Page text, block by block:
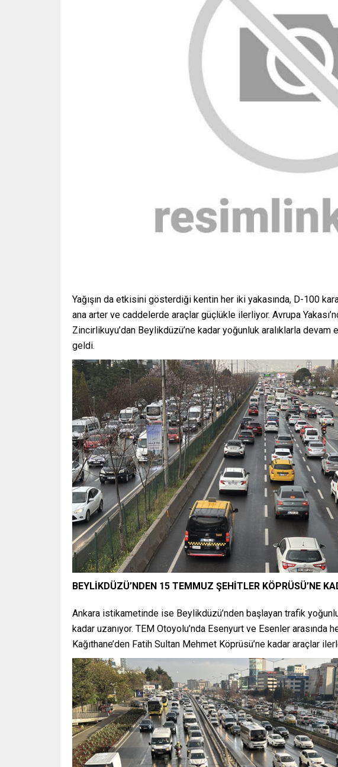
Yağışın da etkisini gösterdiği kentin her iki yakasında, D-100
ana arter ve caddelerde araçlar güçlükle ilerliyor. Avrupa
Zincirlikuyu’dan Beylikdüzü’ne kadar yoğunluk aralıklarla
geldi.
BEYLİKDÜZÜ’NDEN 15 TEMMUZ ŞEHİTLER KÖPRÜSÜ’NE
Ankara istikametinde ise Beylikdüzü’nden başlayan trafik
kadar uzanıyor. TEM Otoyolu’nda Esenyurt ve Esenler arasında
Kağıthane’den Fatih Sultan Mehmet Köprüsü’ne kadar araçlar